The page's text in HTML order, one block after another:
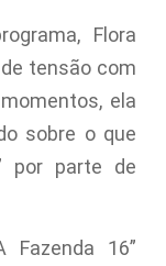
Flora
tensão com
ela
sobre o que
por parte de
Fazenda 16”